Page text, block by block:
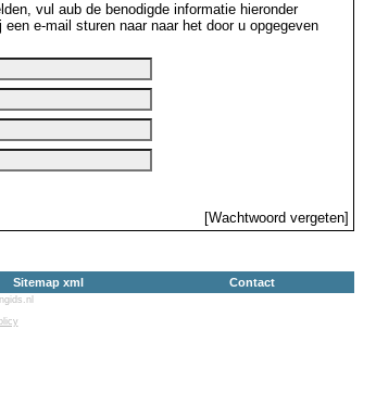
vul aub de benodigde informatie hieronder
e-mail sturen naar naar het door u opgegeven
[Wachtwoord vergeten]
Sitemap xml Contact